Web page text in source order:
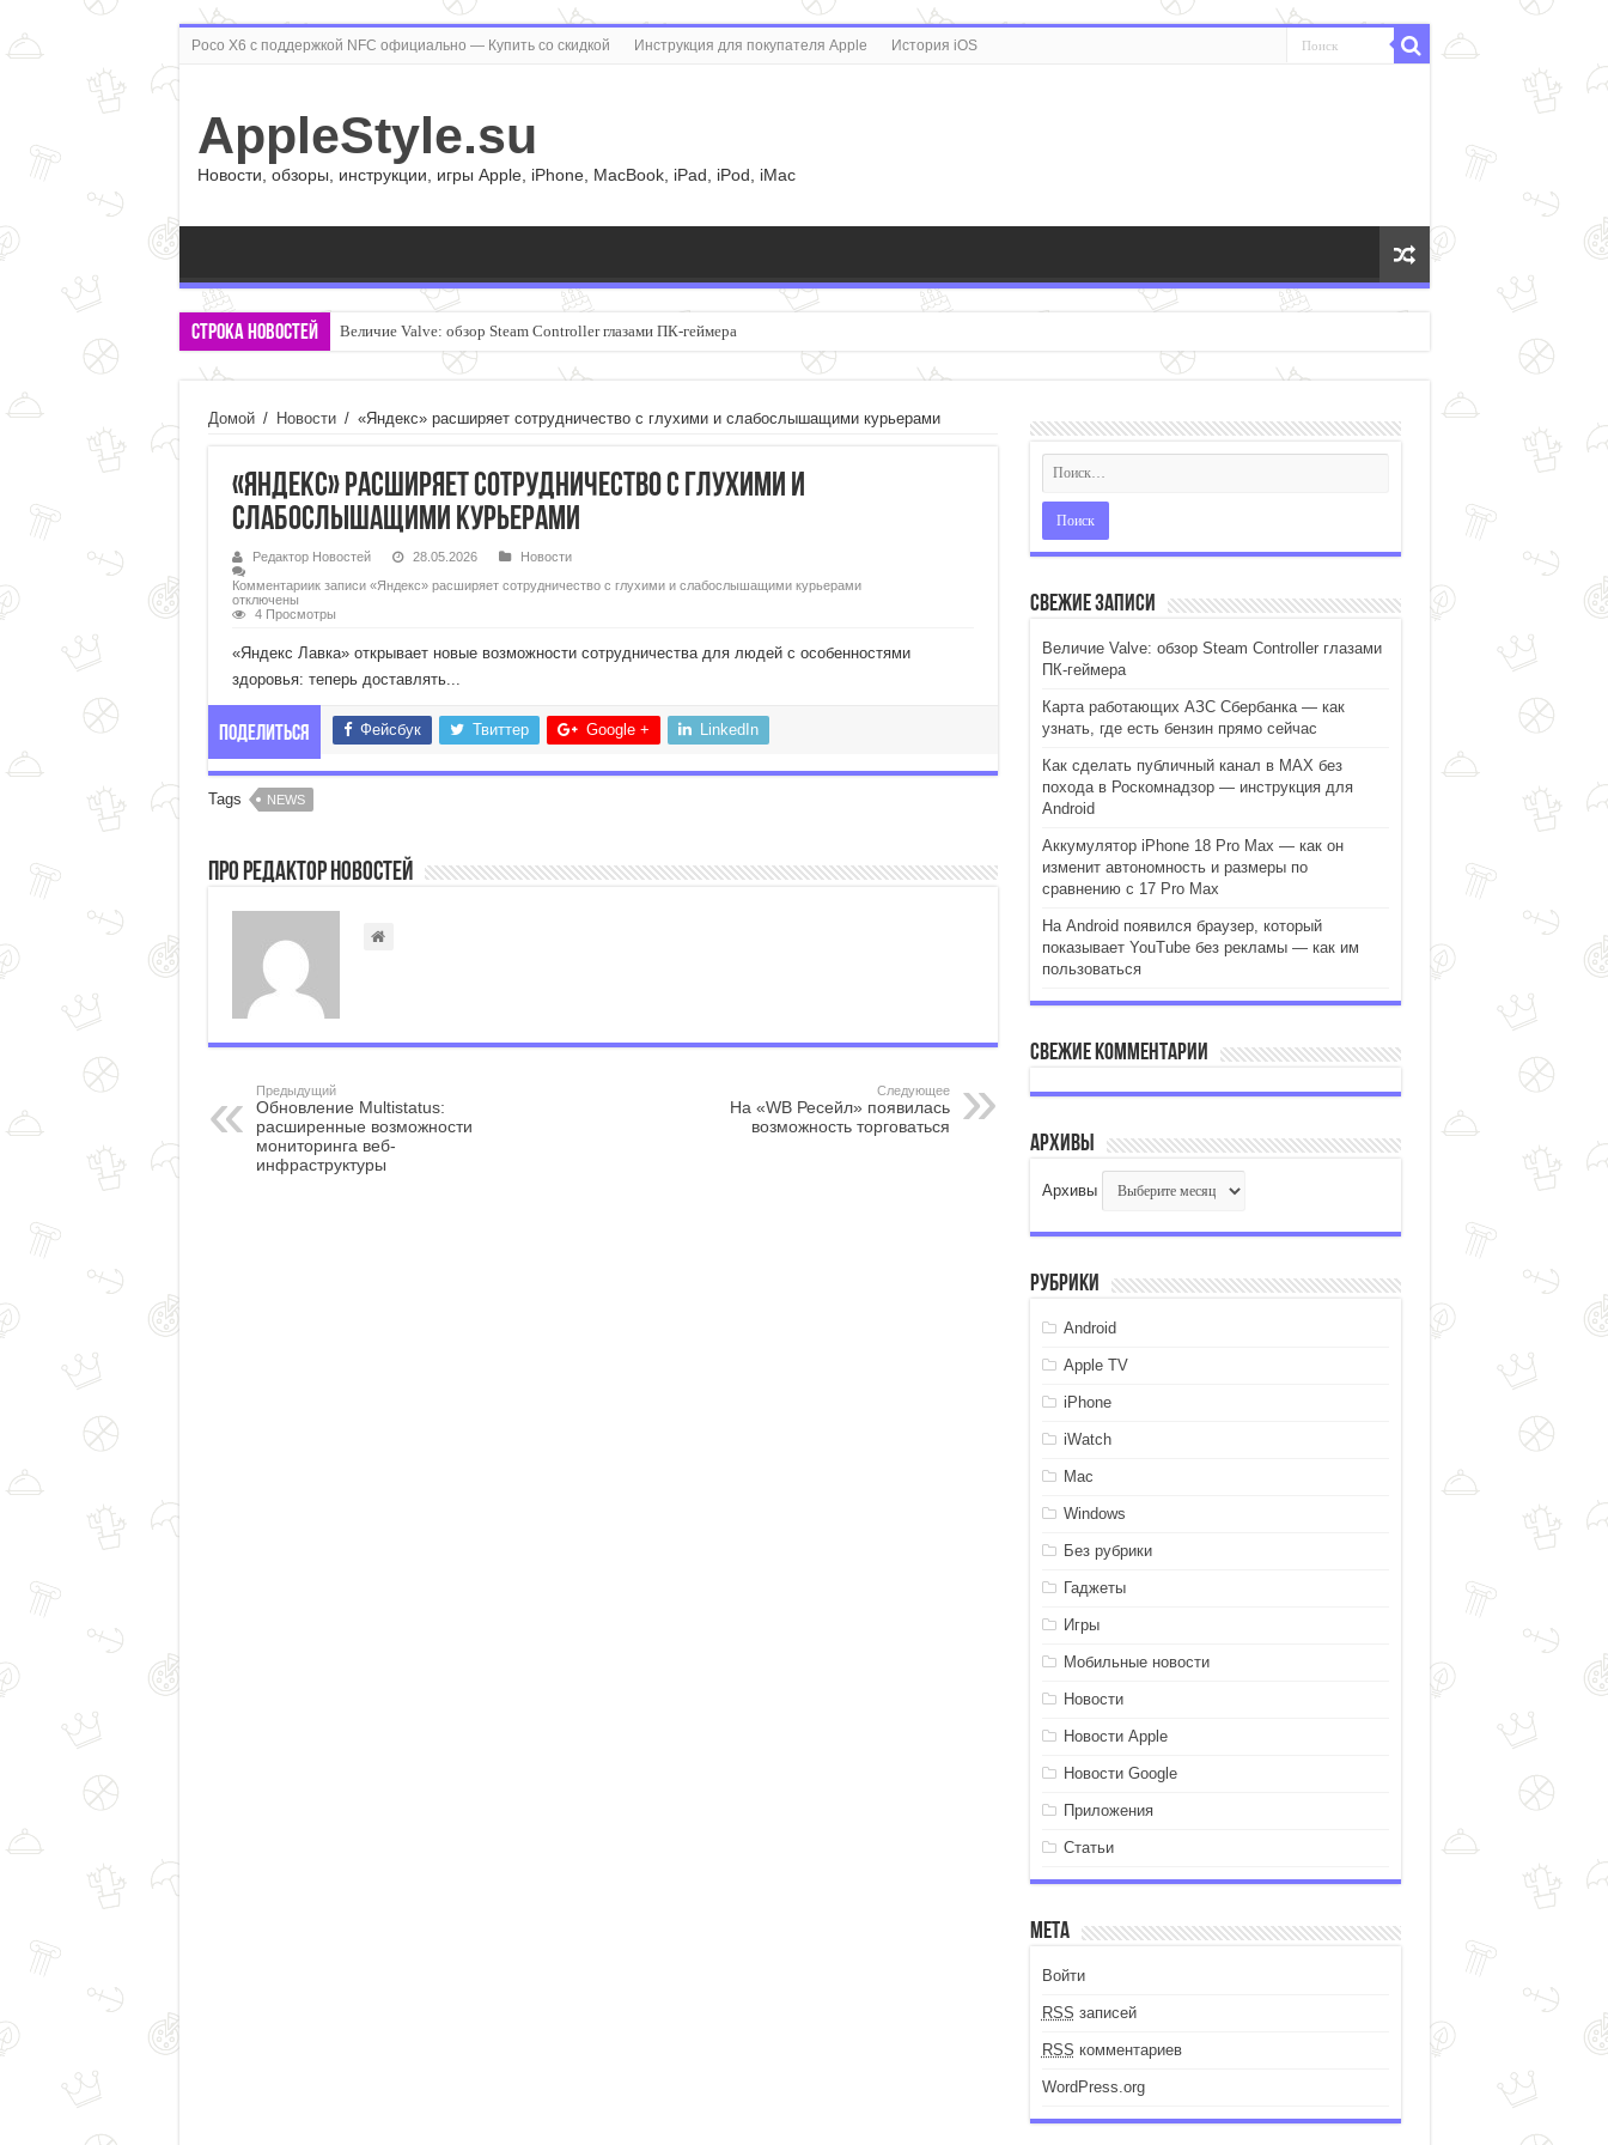
Poco X6 с поддержкой NFC официально — Купить со скидкой Инструкция для покупателя Apple История iOS
AppleStyle.su
Новости, обзоры, инструкции, игры Apple, iPhone, MacBook, iPad, iPod, iMac
Строка новостей Величие Valve: обзор Steam Controller глазами ПК-геймера
Домой / Новости / «Яндекс» расширяет сотрудничество с глухими и слабослышащими курьерами
«Яндекс» расширяет сотрудничество с глухими и
слабослышащими курьерами
Редактор Новостей 28.05.2026
Новости
Комментариик записи «Яндекс» расширяет сотрудничество с глухими и слабослышащими курьерами
отключены
4 Просмотры
«Яндекс Лавка» открывает новые возможности сотрудничества для людей с особенностями
здоровья: теперь доставлять...
Поделиться Фейсбук Твиттер Google + LinkedIn
Tags NEWS
Про Редактор Новостей
Предыдущий
Обновление Multistatus:
расширенные возможности
мониторинга веб-
инфраструктуры
Следующее
На «WB Ресейл» появилась
возможность торговаться
Свежие записи
Величие Valve: обзор Steam Controller глазами
ПК-геймера
Карта работающих АЗС Сбербанка — как
узнать, где есть бензин прямо сейчас
Как сделать публичный канал в MAX без
похода в Роскомнадзор — инструкция для
Android
Аккумулятор iPhone 18 Pro Max — как он
изменит автономность и размеры по
сравнению с 17 Pro Max
На Android появился браузер, который
показывает YouTube без рекламы — как им
пользоваться
Свежие комментарии
Архивы
Архивы
Рубрики
Android
Apple TV
iPhone
iWatch
Mac
Windows
Без рубрики
Гаджеты
Игры
Мобильные новости
Новости
Новости Apple
Новости Google
Приложения
Статьи
Мета
Войти
RSS записей
RSS комментариев
WordPress.org